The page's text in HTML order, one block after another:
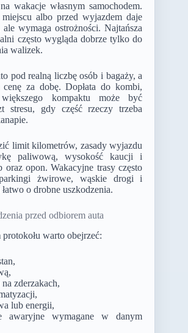
wakacje własnym samochodem.
albo przed wyjazdem daje
ale wymaga ostrożności. Najtańsza
często wygląda dobrze tylko do
walizek.
pod realną liczbę osób i bagaży, a
za dobę. Dopłata do kombi,
kompaktu może być
stresu, gdy część rzeczy trzeba
limit kilometrów, zasady wyjazdu
paliwową, wysokość kaucji i
oraz opon. Wakacyjne trasy często
żwirowe, wąskie drogi i
o drobne uszkodzenia.
przed odbiorem auta
warto obejrzeć:
zderzakach,
lub energii,
awaryjne wymagane w danym